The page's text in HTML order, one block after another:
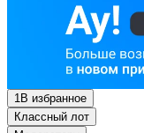
1В избранное
Классный лот